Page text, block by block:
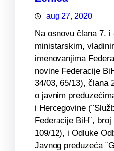
aug 27, 2020
Na osnovu člana 7. i
ministarskim,
imenovanjima
novine Federacije
34/03, 65/13), člana
o javnim
i Hercegovine
Federacije BiH¨,
109/12), i Odluke
Javnog preduzeća